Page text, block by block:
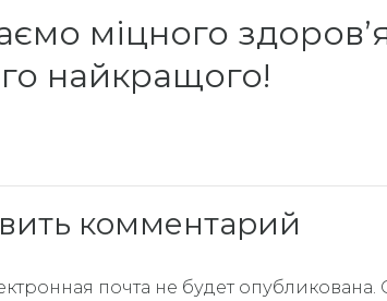
міцного
найкращого!
комментарий
почта не будет